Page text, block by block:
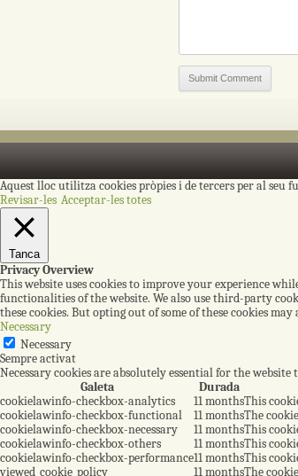
Aquest lloc utilitza cookies pròpies i de tercers per al seu
Revisar-les Acceptar-les totes
Tanca
Privacy Overview
This website uses cookies to improve your experience
functionalities of the website. We also use third-party
these cookies. But opting out of some of these cookies
Necessary
Necessary
Sempre activat
Necessary cookies are absolutely essential for the
Galeta
Durada
cookielawinfo-checkbox-analytics
11 monthsThis
cookielawinfo-checkbox-functional
11 monthsThe
cookielawinfo-checkbox-necessary
11 monthsThis
cookielawinfo-checkbox-others
11 monthsThis
cookielawinfo-checkbox-performance11 monthsThis
viewed_cookie_policy
11 monthsThe